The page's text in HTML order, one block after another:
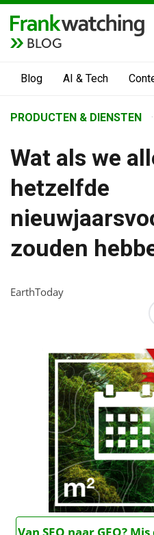
BLOG
Blog AI & Tech
Business Channel
›
Alle artikelen
›
Wat als we allemaal
PRODUCTEN & DIENSTEN ·
Wat als we
hetzelfde
zouden
EarthToday